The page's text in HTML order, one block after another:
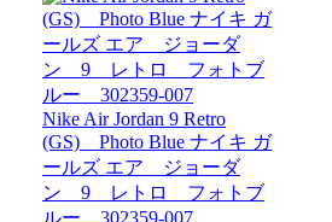
Nike Air Jordan 9 Retro
(GS) Photo Blue ナイキ ガ
ールズ エア ジョーダ
ン 9 レトロ フォトブ